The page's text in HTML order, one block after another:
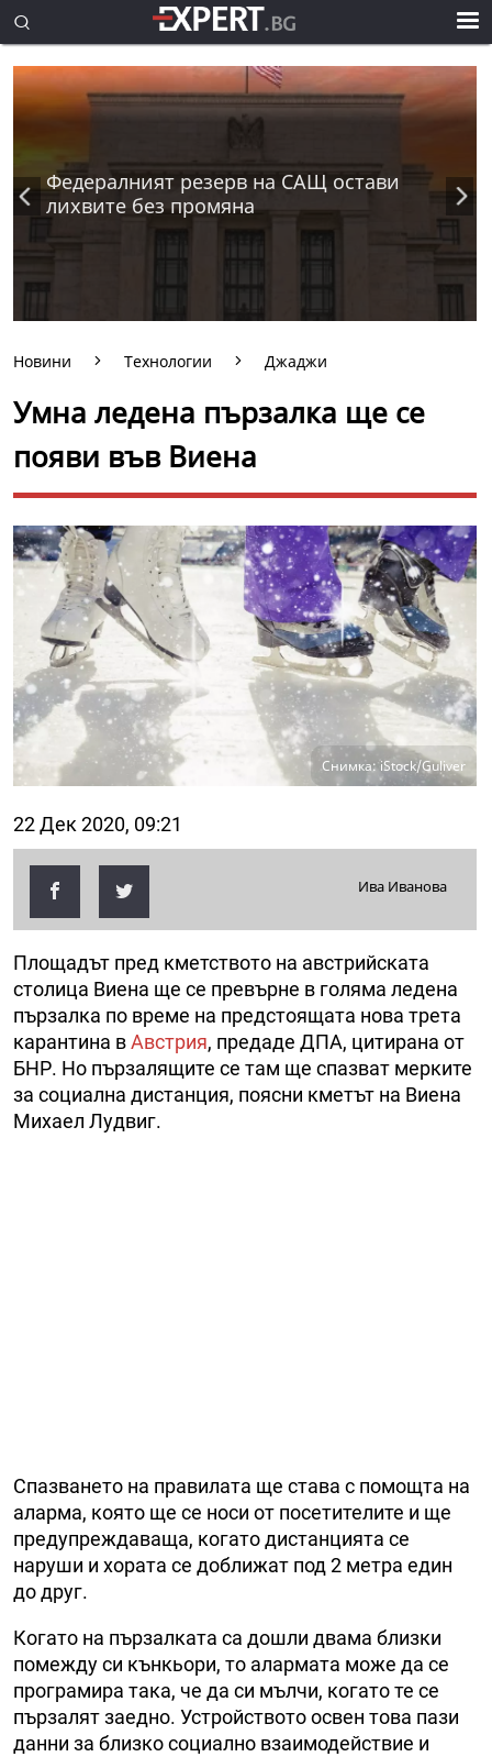
Федералният резерв на САЩ остави
лихвите без промяна
Новини Технологии Джаджи
Умна ледена пързалка ще се
появи във Виена
Снимка: iStock/Guliver
22 Дек 2020, 09:21
Ива Иванова
Площадът пред кметството на австрийската
столица Виена ще се превърне в голяма ледена
пързалка по време на предстоящата нова трета
карантина вАвстрия, предаде ДПА, цитирана от
БНР. Но пързалящите се там ще спазват мерките
за социална дистанция, поясни кметът на Виена
Михаел Лудвиг.
Спазването на правилата ще става с помощта на
аларма, която ще се носи от посетителите и ще
предупреждаваща, когато дистанцията се
наруши и хората се доближат под 2 метра един
до друг.
Когато на пързалката са дошли двама близки
помежду си кънкьори, то алармата може да се
програмира така, че да си мълчи, когато те се
пързалят заедно. Устройството освен това пази
данни за близко социално взаимодействие и